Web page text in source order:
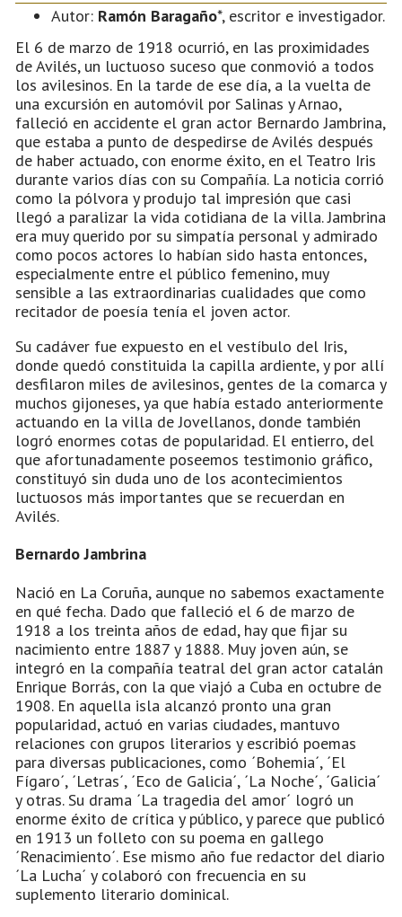
Autor: Ramón Baragaño*, escritor e investigador.
El 6 de marzo de 1918 ocurrió, en las proximidades
de Avilés, un luctuoso suceso que conmovió a todos
los avilesinos. En la tarde de ese día, a la vuelta de
una excursión en automóvil por Salinas y Arnao,
falleció en accidente el gran actor Bernardo Jambrina,
que estaba a punto de despedirse de Avilés después
de haber actuado, con enorme éxito, en el Teatro Iris
durante varios días con su Compañía. La noticia corrió
como la pólvora y produjo tal impresión que casi
llegó a paralizar la vida cotidiana de la villa. Jambrina
era muy querido por su simpatía personal y admirado
como pocos actores lo habían sido hasta entonces,
especialmente entre el público femenino, muy
sensible a las extraordinarias cualidades que como
recitador de poesía tenía el joven actor.
Su cadáver fue expuesto en el vestíbulo del Iris,
donde quedó constituida la capilla ardiente, y por allí
desfilaron miles de avilesinos, gentes de la comarca y
muchos gijoneses, ya que había estado anteriormente
actuando en la villa de Jovellanos, donde también
logró enormes cotas de popularidad. El entierro, del
que afortunadamente poseemos testimonio gráfico,
constituyó sin duda uno de los acontecimientos
luctuosos más importantes que se recuerdan en
Avilés.
Bernardo Jambrina
Nació en La Coruña, aunque no sabemos exactamente
en qué fecha. Dado que falleció el 6 de marzo de
1918 a los treinta años de edad, hay que fijar su
nacimiento entre 1887 y 1888. Muy joven aún, se
integró en la compañía teatral del gran actor catalán
Enrique Borrás, con la que viajó a Cuba en octubre de
1908. En aquella isla alcanzó pronto una gran
popularidad, actuó en varias ciudades, mantuvo
relaciones con grupos literarios y escribió poemas
para diversas publicaciones, como ´Bohemia´, ´El
Fígaro´, ´Letras´, ´Eco de Galicia´, ´La Noche´, ´Galicia´
y otras. Su drama ´La tragedia del amor´ logró un
enorme éxito de crítica y público, y parece que publicó
en 1913 un folleto con su poema en gallego
´Renacimiento´. Ese mismo año fue redactor del diario
´La Lucha´ y colaboró con frecuencia en su
suplemento literario dominical.